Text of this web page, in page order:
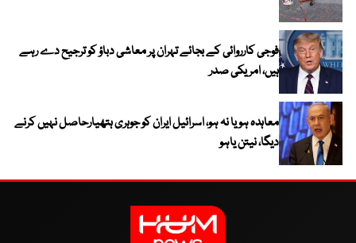
فوجی کارروائی کے بجائے تہران پر معاشی دباؤ کو ترجیح دے رہے
ہیں، امریکی صدر
معاہدہ ہو یا نہ ہو، اسرائیل ایران کو جوہری ہتھیارحاصل نہیں کرنے
دیگا، نیتن یاہو